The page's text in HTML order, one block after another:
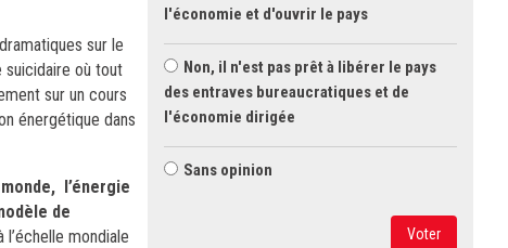
sur le
suicidaire où tout
sur un cours
énergétique dans
l’énergie
de
mondiale
l'économie et d'ouvrir le pays
Non, il n'est pas prêt à libérer le pays
des entraves bureaucratiques et de
l'économie dirigée
Sans opinion
Voter